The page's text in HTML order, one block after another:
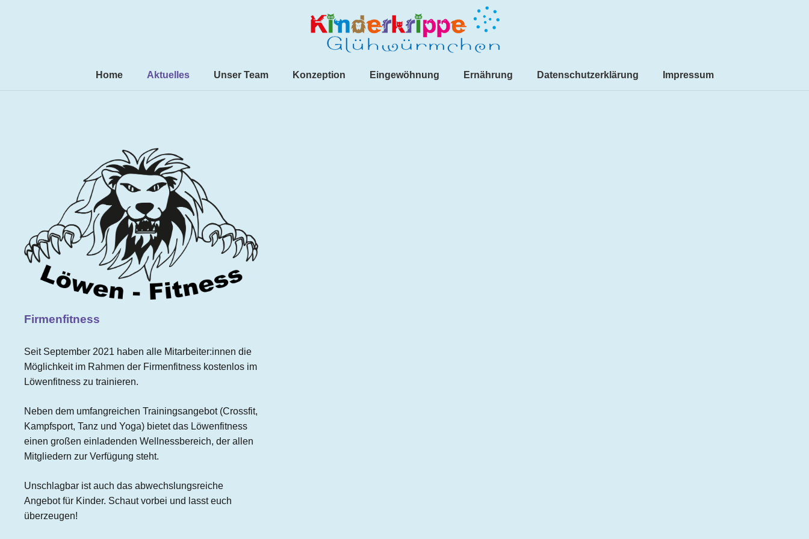
Home Aktuelles Unser Team Konzeption Eingewöhnung Ernährung Datenschutzerklärung Impressum
Firmenfitness
Seit September 2021 haben alle Mitarbeiter:innen die
Möglichkeit im Rahmen der Firmenfitness kostenlos im
Löwenfitness zu trainieren.
Neben dem umfangreichen Trainingsangebot (Crossfit,
Kampfsport, Tanz und Yoga) bietet das Löwenfitness
einen großen einladenden Wellnessbereich, der allen
Mitgliedern zur Verfügung steht.
Unschlagbar ist auch das abwechslungsreiche
Angebot für Kinder. Schaut vorbei und lasst euch
überzeugen!